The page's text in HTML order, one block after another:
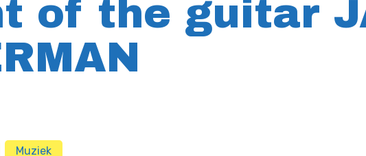
of the guitar
Muziek